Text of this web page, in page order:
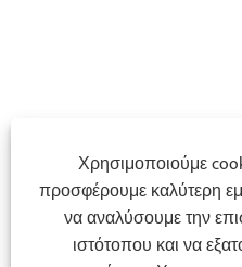
Χρησιμοποιούμε
προσφέρουμε καλύτερη
να αναλύσουμε την
ιστότοπου και να